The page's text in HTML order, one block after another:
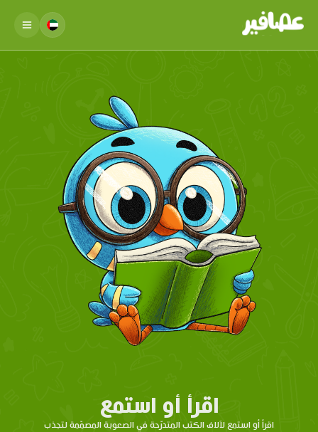
اقرأ أو استمع
اقرأ أو استمع لآلاف الكتب المتدرّحة في الصعوبة المصمّمة لتجذب